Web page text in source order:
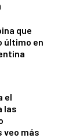
que
último en
el
las
veo más